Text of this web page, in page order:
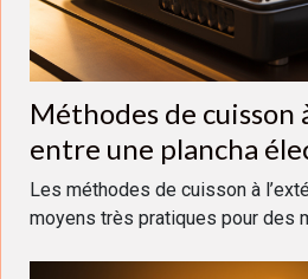
Méthodes de cuisson
entre une plancha
gaz, laquelle choisir ?
Les méthodes de cuisson à
moyens très pratiques pour des